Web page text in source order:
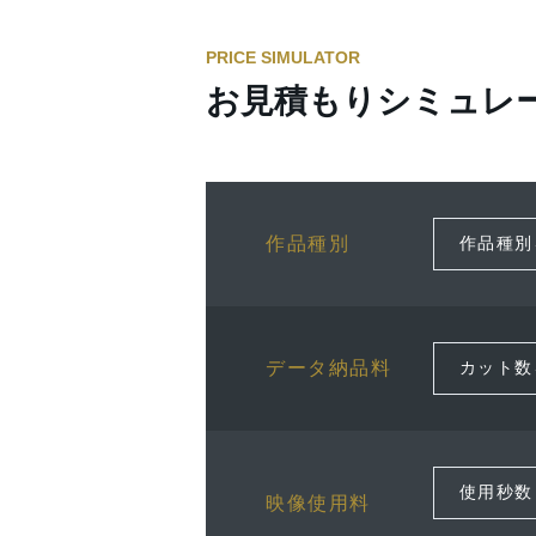
PRICE SIMULATOR
お見積もりシミュレ
作品種別
データ納品料
映像使用料